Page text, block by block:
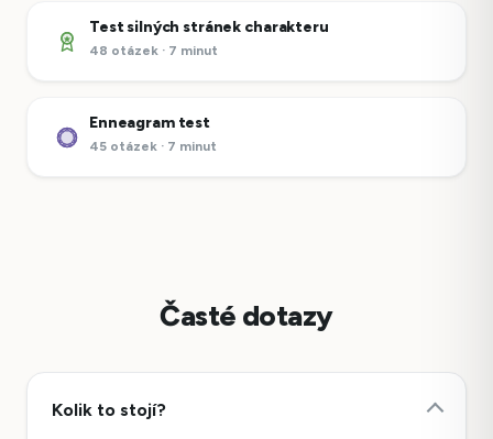
Test silných stránek charakteru
48 otázek · 7 minut
Enneagram test
45 otázek · 7 minut
Časté dotazy
Kolik to stojí?